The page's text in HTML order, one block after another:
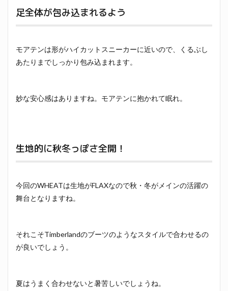
足全体が包み込まれるよう
モアテンは形がハイカットスニーカーに近いので、くるぶし
あたりまでしっかり包み込まれます。
妙な安心感はありますね。モアテンに抱かれて眠れ。
生地的に秋冬っぽさ全開！
今回のWHEATは生地がFLAXなので秋・冬がメインの活躍の
舞台となりますね。
それこそTimberlandのブーツのようなスタイルで合わせるの
が良いでしょう。
夏はうまく合わせないと暑苦しいでしょうね。